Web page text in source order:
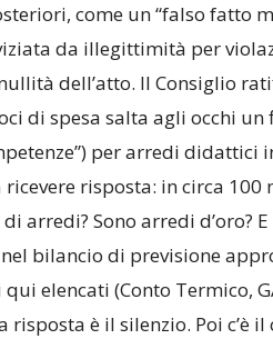
come un “falso fatto
da illegittimità per
dell’atto. Il Consiglio
di spesa salta agli occhi
per arredi
ricevere risposta: in circa
arredi? Sono arredi d’oro?
bilancio di previsione
elencati (Conto Termico,
risposta è il silenzio. Poi c’è